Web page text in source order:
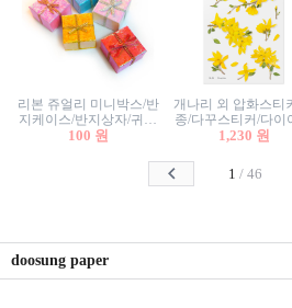
리본 쥬얼리 미니박스/반
지케이스/반지상자/귀걸
이상자/귀걸이박스/악세
100 원
개나리 외 압화스티
종/다꾸스티커/다이
꾸미기/꽃스티커/자
1,230 원
1 /46
doosung paper